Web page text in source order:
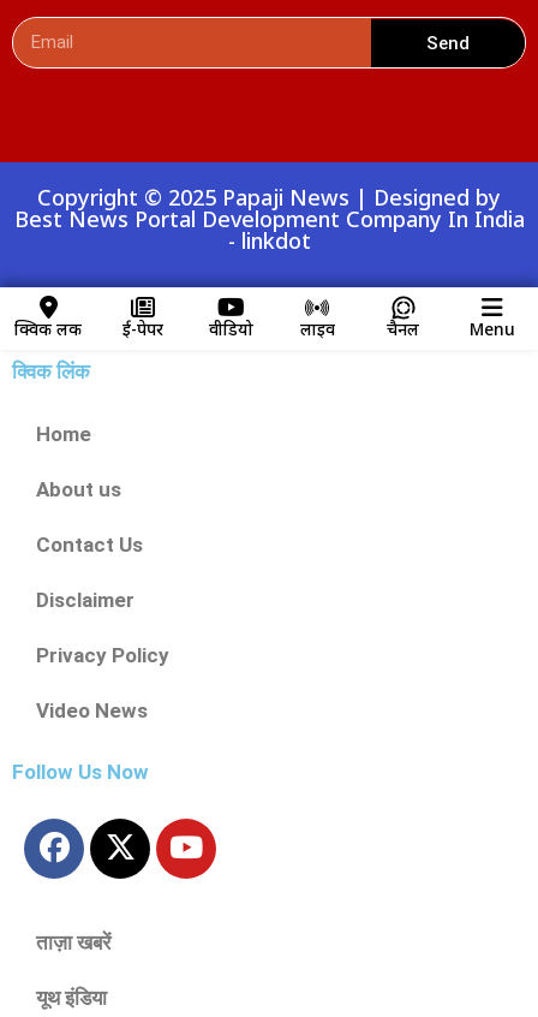
Send
Copyright © 2025 Papaji News | Designed by
Best News Portal Development Company In India
- linkdot
क्विक लिंक ई-पेपर वीडियो लाइव चैनल Menu
क्विक लिंक
Home
About us
Contact Us
Disclaimer
Privacy Policy
Video News
Follow Us Now
ताज़ा खबरें
यूथ इंडिया